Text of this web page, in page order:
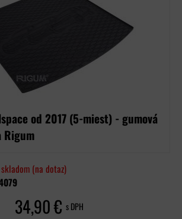
od 2017 (5-miest) - gumová
(na dotaz)
34,90 € s DPH